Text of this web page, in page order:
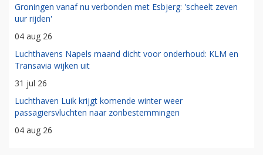
Groningen vanaf nu verbonden met Esbjerg: 'scheelt zeven
uur rijden'
04 aug 26
Luchthavens Napels maand dicht voor onderhoud: KLM en
Transavia wijken uit
31 jul 26
Luchthaven Luik krijgt komende winter weer
passagiersvluchten naar zonbestemmingen
04 aug 26